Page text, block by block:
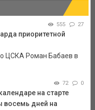
555 27
приоритетной
ЦСКА Роман Бабаев в
72 0
на старте
восемь дней на